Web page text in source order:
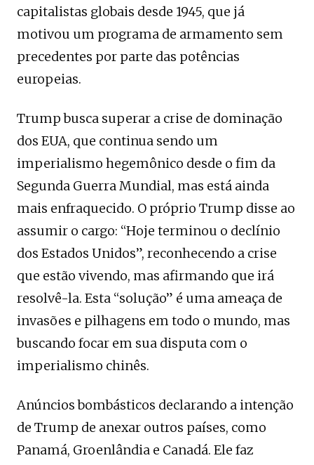
capitalistas globais desde 1945, que já
motivou um programa de armamento sem
precedentes por parte das potências
europeias.
Trump busca superar a crise de dominação
dos EUA, que continua sendo um
imperialismo hegemônico desde o fim da
Segunda Guerra Mundial, mas está ainda
mais enfraquecido. O próprio Trump disse ao
assumir o cargo: “Hoje terminou o declínio
dos Estados Unidos”, reconhecendo a crise
que estão vivendo, mas afirmando que irá
resolvê-la. Esta “solução” é uma ameaça de
invasões e pilhagens em todo o mundo, mas
buscando focar em sua disputa com o
imperialismo chinês.
Anúncios bombásticos declarando a intenção
de Trump de anexar outros países, como
Panamá, Groenlândia e Canadá. Ele faz